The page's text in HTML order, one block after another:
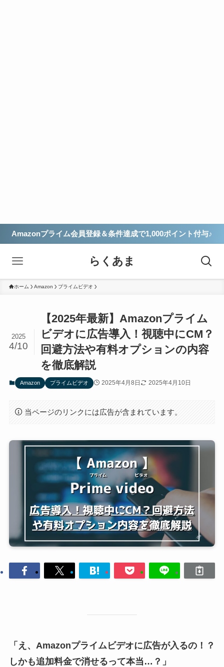
Amazonプライム会員登録＆条件達成で1,000ポイント付与♪
らくあま
ホーム Amazon プライムビデオ
【2025年最新】Amazonプライム
ビデオに広告導入！視聴中にCM？
回避方法や有料オプションの内容
を徹底解説
2025
4/10
Amazon プライムビデオ 2025年4月8日 2025年4月10日
当ページのリンクには広告が含まれています。
「え、Amazonプライムビデオに広告が入るの！？
しかも追加料金で消せるって本当…？」